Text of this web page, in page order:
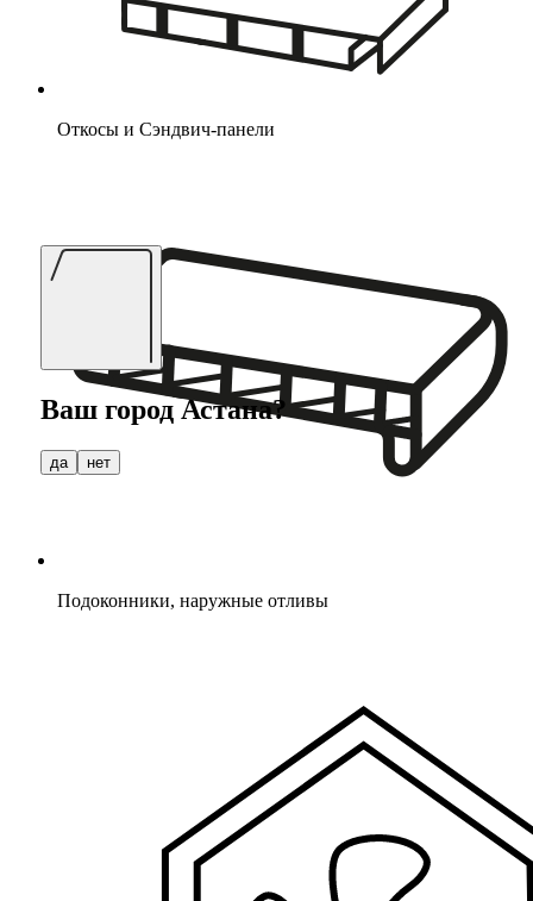
Откосы и Сэндвич-панели
Подоконники, наружные отливы
Ваш городАстана?
да нет